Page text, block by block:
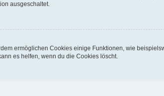
ausgeschaltet.
ermöglichen Cookies einige Funktionen, wie
es helfen, wenn du die Cookies löscht.